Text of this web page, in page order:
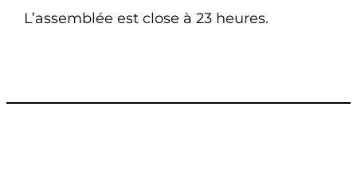
L’assemblée est close à 23 heures.